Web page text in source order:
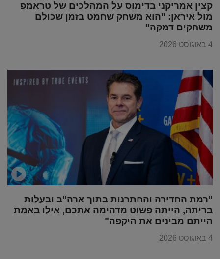
קצין אמריקני בדימוס על המהלכים של טראמפ
מול איראן: "הוא משחק שחמט בזמן שכולם
משחקים דמקה"
4 באוגוסט 2026
"רמת החדירה והחתרנות בתוך ארה"ב ובעלות
בריתה, הייתה פשוט מדהימה אתכם, אילו באמת
הייתם מבינים את היקפה"
4 באוגוסט 2026